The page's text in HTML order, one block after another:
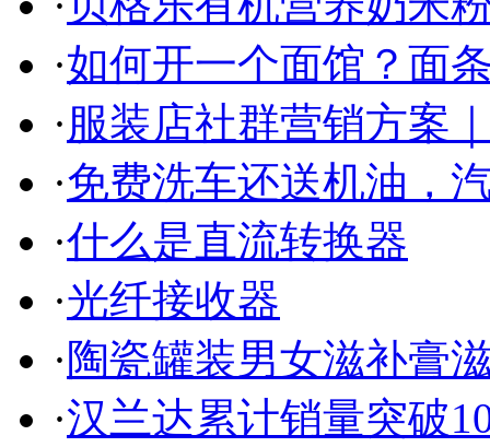
·如何开一个面馆？面
·服装店社群营销方案
·免费洗车还送机油，
·什么是直流转换器
·光纤接收器
· 陶瓷罐装男女滋补膏
·汉兰达累计销量突破